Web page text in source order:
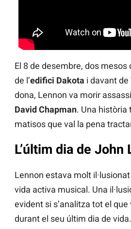
El 8 de desembre, dos mesos
de l’edifici Dakota i davant de
dona, Lennon va morir
David Chapman. Una història
matisos que val la pena
L’últim dia de John
Lennon estava molt
vida activa musical. Una
evident si s’analitza tot el que
durant el seu últim dia de